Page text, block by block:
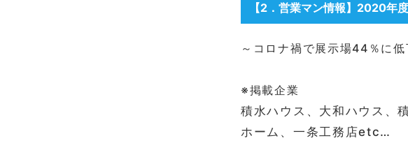
【2 ．営業マン情報】2020年
～コロナ禍で展示場44％に
※掲載企業
積水ハウス、大和ハウス、
ホーム、一条工務店etc…